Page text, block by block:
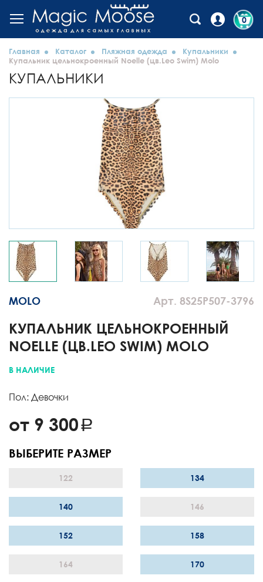
0
Главная Каталог Пляжная одежда
Купальники
Купальник цельнокроенный Noelle (цв.Leo Swim) Molo
КУПАЛЬНИКИ
Арт. 8S25P507-3796
MOLO
КУПАЛЬНИК ЦЕЛЬНОКРОЕННЫЙ
NOELLE (ЦВ.LEO SWIM) MOLO
В НАЛИЧИЕ
Пол: Девочки
от 9 300
ВЫБЕРИТЕ РАЗМЕР
122 134
140 146
152 158
164 170